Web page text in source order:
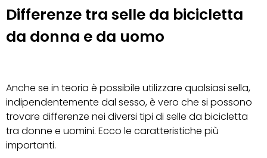
Differenze tra selle da bicicletta
da donna e da uomo
Anche se in teoria è possibile utilizzare qualsiasi sella,
indipendentemente dal sesso, è vero che si possono
trovare differenze nei diversi tipi di selle da bicicletta
tra donne e uomini. Ecco le caratteristiche più
importanti.